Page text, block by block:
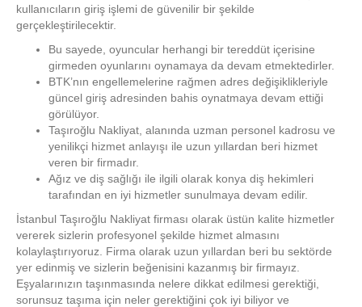
kullanıcıların giriş işlemi de güvenilir bir şekilde
gerçekleştirilecektir.
Bu sayede, oyuncular herhangi bir tereddüt içerisine
girmeden oyunlarını oynamaya da devam etmektedirler.
BTK’nın engellemelerine rağmen adres değişiklikleriyle
güncel giriş adresinden bahis oynatmaya devam ettiği
görülüyor.
Taşıroğlu Nakliyat, alanında uzman personel kadrosu ve
yenilikçi hizmet anlayışı ile uzun yıllardan beri hizmet
veren bir firmadır.
Ağız ve diş sağlığı ile ilgili olarak konya diş hekimleri
tarafından en iyi hizmetler sunulmaya devam edilir.
İstanbul Taşıroğlu Nakliyat firması olarak üstün kalite hizmetler
vererek sizlerin profesyonel şekilde hizmet almasını
kolaylaştırıyoruz. Firma olarak uzun yıllardan beri bu sektörde
yer edinmiş ve sizlerin beğenisini kazanmış bir firmayız.
Eşyalarınızın taşınmasında nelere dikkat edilmesi gerektiği,
sorunsuz taşıma için neler gerektiğini çok iyi biliyor ve